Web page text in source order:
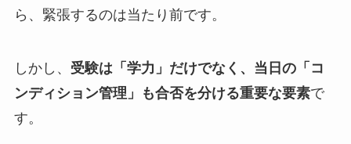
ら、緊張するのは当たり前です。
しかし、 受験は「学力」だけでなく、当日の「コ
ンディション管理」も合否を分ける重要な要素で
す。